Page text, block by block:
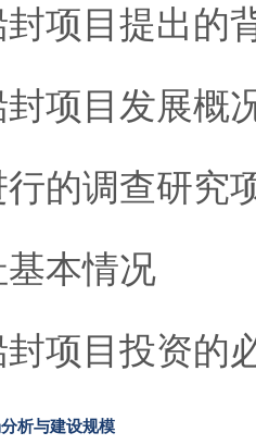
项目提出的
项目发展概
行的调查研究
基本情况
项目投资的
析与建设规模